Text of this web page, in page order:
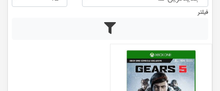
فیلتر